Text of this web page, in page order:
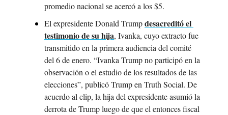
promedio nacional se acercó a los $5.
El expresidente Donald Trump desacreditó el
testimonio de su hija, Ivanka, cuyo extracto fue
transmitido en la primera audiencia del comité
del 6 de enero. “Ivanka Trump no participó en la
observación o el estudio de los resultados de las
elecciones”, publicó Trump en Truth Social. De
acuerdo al clip, la hija del expresidente asumió la
derrota de Trump luego de que el entonces fiscal